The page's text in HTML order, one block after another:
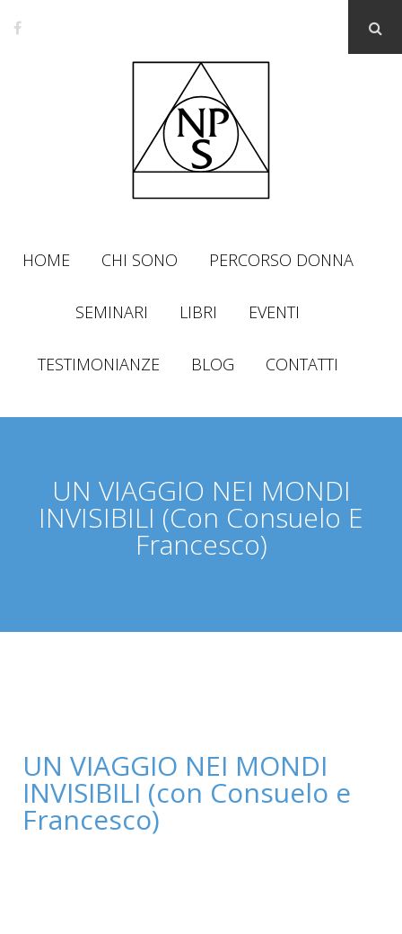
HOME CHI SONO PERCORSO DONNA
SEMINARI LIBRI EVENTI
TESTIMONIANZE BLOG CONTATTI
UN VIAGGIO NEI MONDI
INVISIBILI (con Consuelo E
Francesco)
UN VIAGGIO NEI MONDI
INVISIBILI (con Consuelo e
Francesco)